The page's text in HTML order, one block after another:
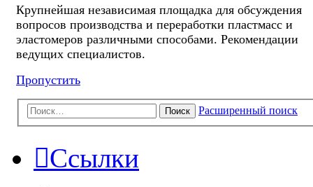
Крупнейшая независимая площадка для обсуждения
вопросов производства и переработки пластмасс и
эластомеров различными способами. Рекомендации
ведущих специалистов.
Пропустить
Поиск Расширенный поиск
Ссылки